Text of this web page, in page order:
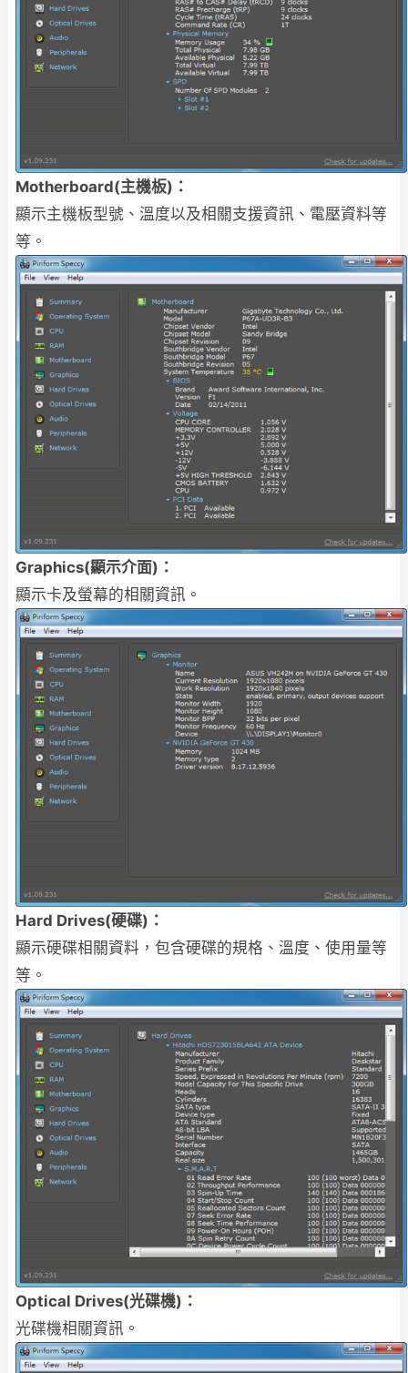
Motherboard(主機板)：
顯示主機板型號、溫度以及相關支援資訊、電壓資料等
等。
Graphics(顯示介面)：
顯示卡及螢幕的相關資訊。
Hard Drives(硬碟)：
顯示硬碟相關資料，包含硬碟的規格、溫度、使用量等
等。
Optical Drives(光碟機)：
光碟機相關資訊。